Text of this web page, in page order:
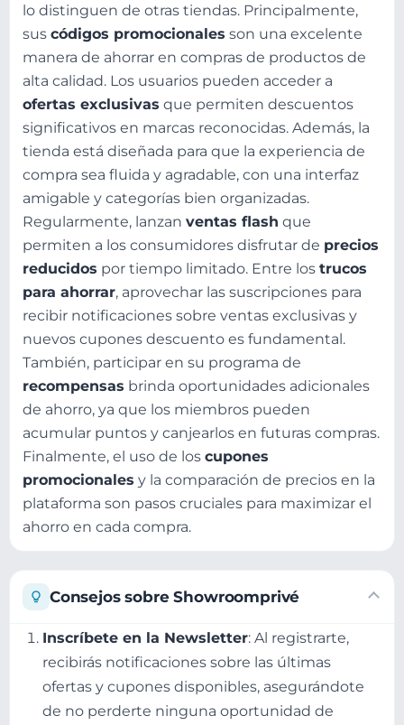
lo distinguen de otras tiendas. Principalmente,
sus códigos promocionales son una excelente
manera de ahorrar en compras de productos de
alta calidad. Los usuarios pueden acceder a
ofertas exclusivas que permiten descuentos
significativos en marcas reconocidas. Además, la
tienda está diseñada para que la experiencia de
compra sea fluida y agradable, con una interfaz
amigable y categorías bien organizadas.
Regularmente, lanzan ventas flash que
permiten a los consumidores disfrutar de precios
reducidos por tiempo limitado. Entre los trucos
para ahorrar, aprovechar las suscripciones para
recibir notificaciones sobre ventas exclusivas y
nuevos cupones descuento es fundamental.
También, participar en su programa de
recompensas brinda oportunidades adicionales
de ahorro, ya que los miembros pueden
acumular puntos y canjearlos en futuras compras.
Finalmente, el uso de los cupones
promocionales y la comparación de precios en la
plataforma son pasos cruciales para maximizar el
ahorro en cada compra.
Consejos sobre Showroomprivé
Inscríbete en la Newsletter: Al registrarte,
recibirás notificaciones sobre las últimas
ofertas y cupones disponibles, asegurándote
de no perderte ninguna oportunidad de